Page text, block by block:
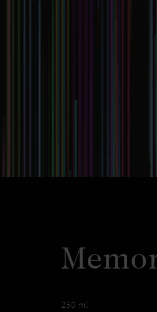
250 ml